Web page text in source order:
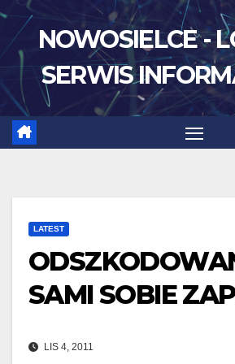
Skip
content
NOWOSIELCE -
SERWIS
LATEST
SAMI SOBIE
LIS 4, 2011